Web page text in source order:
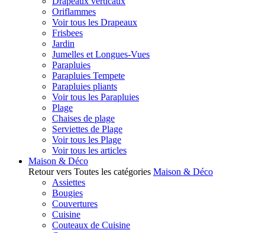
Oriflammes
Voir tous les Drapeaux
Frisbees
Jardin
Jumelles et Longues-Vues
Parapluies
Parapluies Tempete
Parapluies pliants
Voir tous les Parapluies
Plage
Chaises de plage
Serviettes de Plage
Voir tous les Plage
Voir tous les articles
Maison & Déco
Retour vers Toutes les catégories Maison & Déco
Assiettes
Bougies
Couvertures
Cuisine
Couteaux de Cuisine